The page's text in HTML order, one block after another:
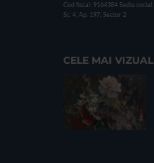
Cod fiscal: 9164384 Sediu
Sc. 4, Ap. 197, Sector 2
CELE MAI